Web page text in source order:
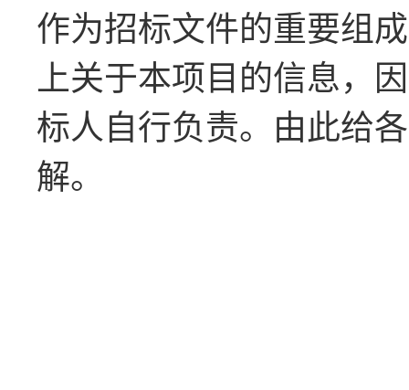
作为招标文件的重要组
上关于本项目的信息，
标人自行负责。由此给
解。